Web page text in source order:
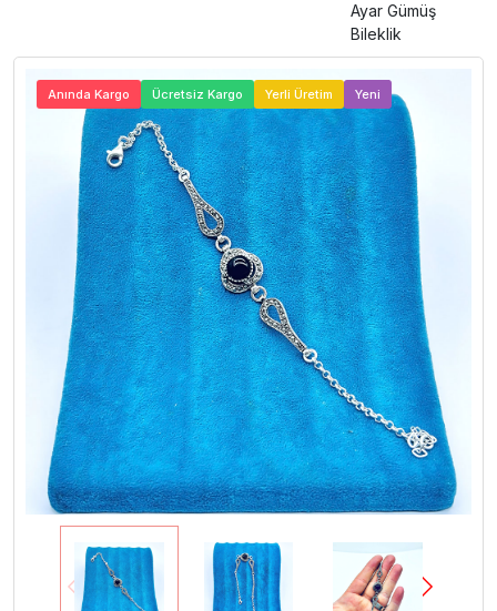
Ayar Gümüş
Bileklik
Anında Kargo Ücretsiz Kargo Yerli Üretim Yeni